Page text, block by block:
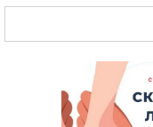
У Черкасах
Не вистачає
потрібно знати
У Черкасах
проживають